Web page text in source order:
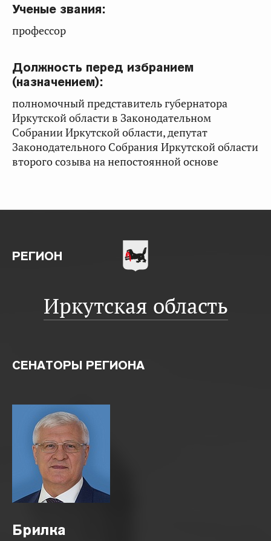
Ученые звания:
профессор
Должность перед избранием
(назначением):
полномочный представитель губернатора
Иркутской области в Законодательном
Собрании Иркутской области, депутат
Законодательного Собрания Иркутской области
второго созыва на непостоянной основе
РЕГИОН
Иркутская область
СЕНАТОРЫ РЕГИОНА
Брилка